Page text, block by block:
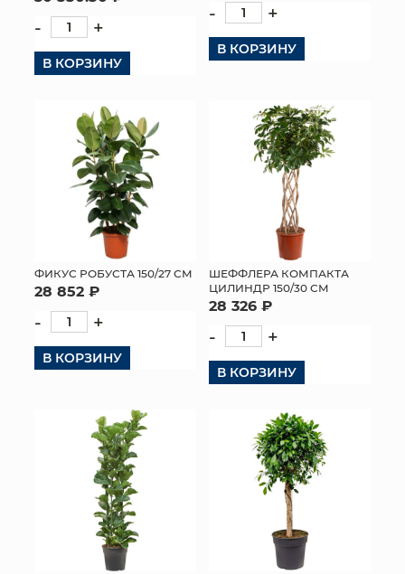
- +
В КОРЗИНУ
- +
В КОРЗИНУ
ФИКУС РОБУСТА 150/27 СМ
28 852 ₽
- +
В КОРЗИНУ
ШЕФФЛЕРА КОМПАКТА
ЦИЛИНДР 150/30 СМ
28 326 ₽
- +
В КОРЗИНУ